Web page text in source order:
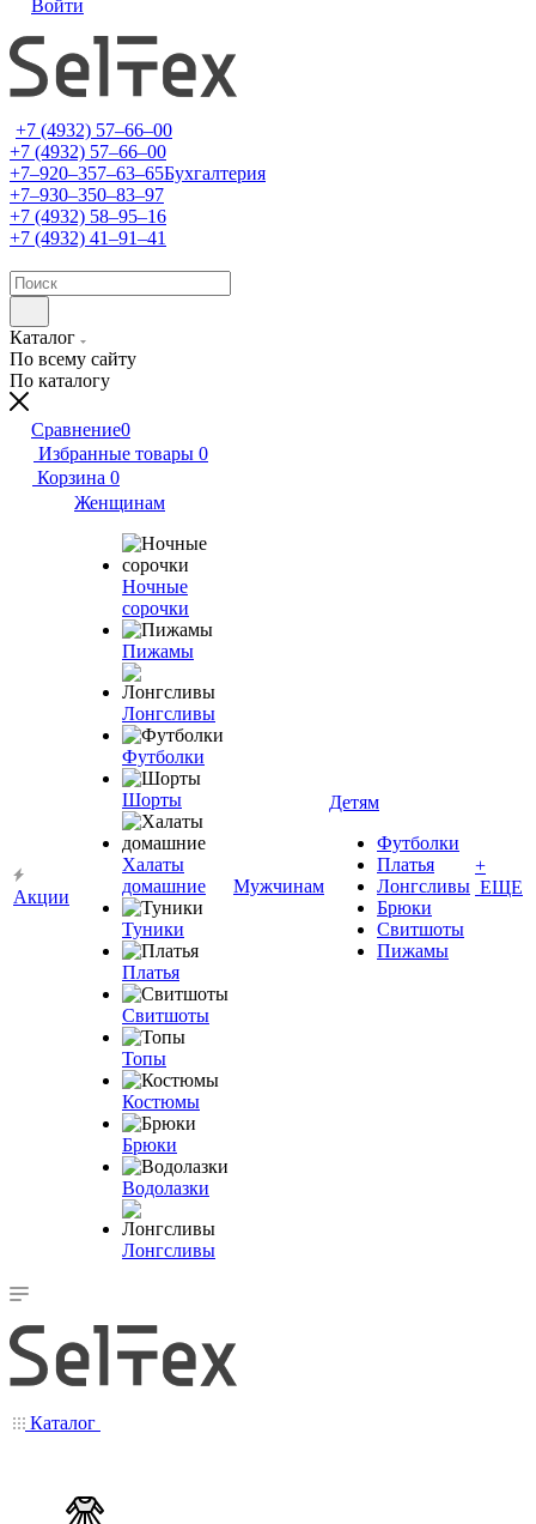
Войти
+7 (4932) 57‒66‒00
+7 (4932) 57‒66‒00
+7‒920‒357‒63‒65Бухгалтерия
+7‒930‒350‒83‒97
+7 (4932) 58‒95‒16
+7 (4932) 41‒91‒41
Каталог
По всему сайту
По каталогу
Сравнение0
Избранные товары 0
Корзина 0
Акции
Женщинам
Ночные
сорочки
Пижамы
Лонгсливы
Футболки
Шорты
Халаты
домашние
Туники
Платья
Свитшоты
Топы
Костюмы
Брюки
Водолазки
Лонгсливы
Мужчинам
Детям
Футболки
Платья
Лонгсливы
Брюки
Свитшоты
Пижамы
+
ЕЩЕ
Каталог